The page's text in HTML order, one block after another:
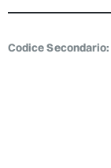
Codice Secondario: